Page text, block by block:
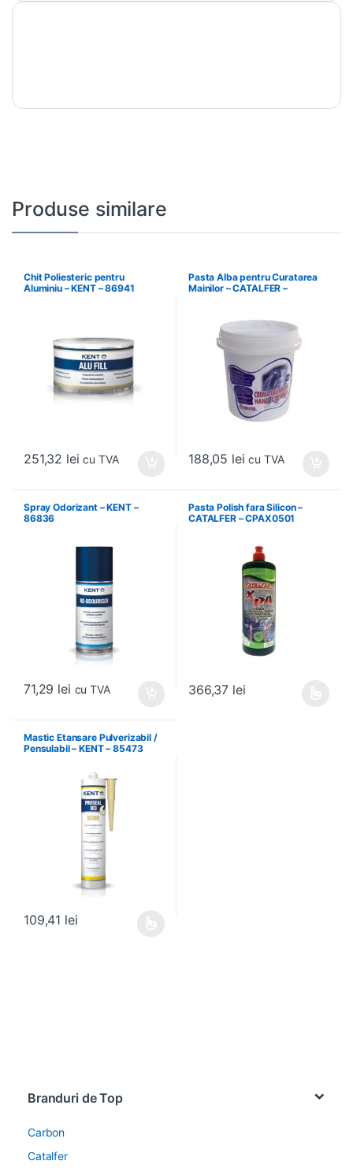
Produse similare
Chit Poliesteric pentru
Aluminiu – KENT – 86941
251,32 lei cu TVA
Pasta Alba pentru Curatarea
Mainilor – CATALFER –
188,05 lei cu TVA
Spray Odorizant – KENT –
86836
71,29 lei cu TVA
Pasta Polish fara Silicon –
CATALFER – CPAX0501
366,37 lei
Mastic Etansare Pulverizabil /
Pensulabil – KENT – 85473
109,41 lei
Branduri de Top
Carbon
Catalfer